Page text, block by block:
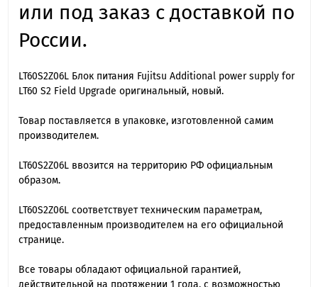
или под заказ с доставкой по
России.
LT60S2Z06L Блок питания Fujitsu Additional power supply for
LT60 S2 Field Upgrade оригинальный, новый.
Товар поставляется в упаковке, изготовленной самим
производителем.
LT60S2Z06L ввозится на территорию РФ официальным
образом.
LT60S2Z06L cоответствует техническим параметрам,
предоставленным производителем на его официальной
странице.
Все товары обладают официальной гарантией,
действительной на протяжении 1 года, с возможностью